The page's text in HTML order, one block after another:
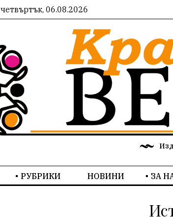
четвъртък, 06.08.2026
РУБРИКИ НОВИНИ ЗА